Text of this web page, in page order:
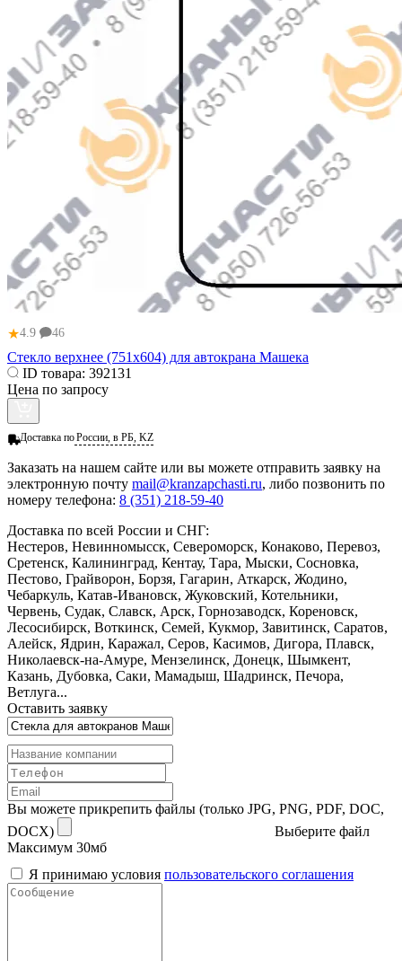
★4.9 46
Стекло верхнее (751х604) для автокрана Машека
ID товара: 392131
Цена по запросу
Доставка поРоссии, в РБ, KZ
Заказать на нашем сайте или вы можете отправить заявку на
электронную почту mail@kranzapchasti.ru, либо позвонить по
номеру телефона: 8 (351) 218-59-40
Доставка по всей России и СНГ:
Нестеров, Невинномысск, Североморск, Конаково, Перевоз,
Сретенск, Калининград, Кентау, Тара, Мыски, Сосновка,
Пестово, Грайворон, Борзя, Гагарин, Аткарск, Жодино,
Чебаркуль, Катав-Ивановск, Жуковский, Котельники,
Червень, Судак, Славск, Арск, Горнозаводск, Кореновск,
Лесосибирск, Воткинск, Семей, Кукмор, Завитинск, Саратов,
Алейск, Ядрин, Каражал, Серов, Касимов, Дигора, Плавск,
Николаевск-на-Амуре, Мензелинск, Донецк, Шымкент,
Казань, Дубовка, Саки, Мамадыш, Шадринск, Печора,
Ветлуга...
Оставить заявку
Вы можете прикрепить файлы (только JPG, PNG, PDF, DOC,
DOCX)
Выберите файл
Максимум 30мб
Я принимаю условия пользовательского соглашения